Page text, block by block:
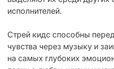
исполнителей.
Стрей кидс способны
чувства через музыку и
на самых глубоких